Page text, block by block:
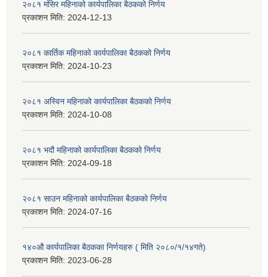
२०८१ मंसिर महिनाको कार्यपालिका बैठकको निर्णय
प्रकाशन मिति: 2024-12-13
२०८१ कार्तिक महिनाको कार्यपालिका बैठकको निर्णय
प्रकाशन मिति: 2024-10-23
२०८१ अस्विन महिनाको कार्यपालिका बैठकको निर्णय
प्रकाशन मिति: 2024-10-08
२०८१ भदौ महिनाको कार्यपालिका बैठकको निर्णय
प्रकाशन मिति: 2024-09-18
२०८१ साउन महिनाको कार्यपालिका बैठकको निर्णय
प्रकाशन मिति: 2024-07-16
१४०औ कार्यपालिका बैठकका निर्णयहरु ( मिति २०८०/१/१४गते)
प्रकाशन मिति: 2023-06-28